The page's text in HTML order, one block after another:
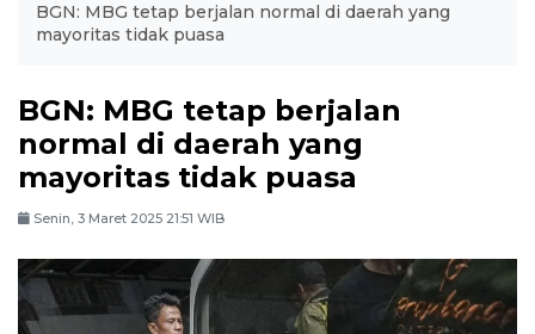
BGN: MBG tetap berjalan normal di daerah yang
mayoritas tidak puasa
BGN: MBG tetap berjalan
normal di daerah yang
mayoritas tidak puasa
Senin, 3 Maret 2025 21:51 WIB